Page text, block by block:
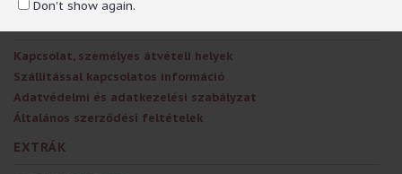
Don't show again.
Kapcsolat, személyes átvételi helyek
Szállítással kapcsolatos információ
Adatvédelmi és adatkezelési szabályzat
Általános szerződési feltételek
EXTRÁK